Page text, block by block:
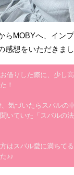
らMOBYへ、イン
感想をいただきまし
借りした際に、少し
！
気づいたらスバルの
いていた「スバルの法
はスバル愛に満ちて
♪♪